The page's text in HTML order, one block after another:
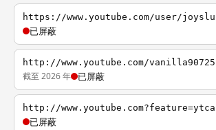
https://www.youtube.com/user/joyslu
已屏蔽
http://www.youtube.com/vanilla90725
截至 2026 年 已屏蔽
http://www.youtube.com?feature=ytca
已屏蔽